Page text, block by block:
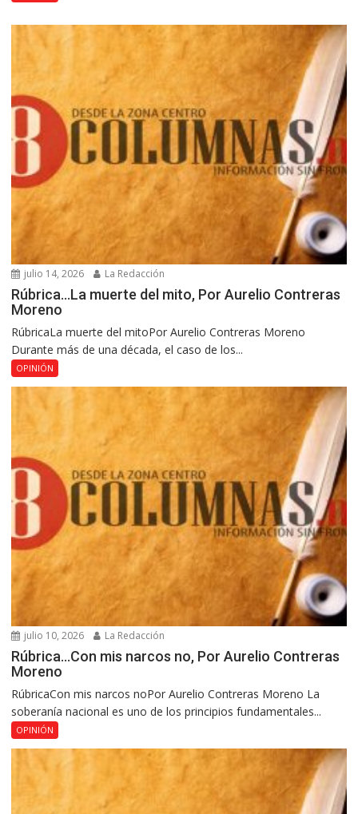
julio 14, 2026 La Redacción
Rúbrica…La muerte del mito, Por Aurelio Contreras
Moreno
RúbricaLa muerte del mitoPor Aurelio Contreras Moreno
Durante más de una década, el caso de los...
OPINIÓN
julio 10, 2026 La Redacción
Rúbrica…Con mis narcos no, Por Aurelio Contreras
Moreno
RúbricaCon mis narcos noPor Aurelio Contreras Moreno La
soberanía nacional es uno de los principios fundamentales...
OPINIÓN